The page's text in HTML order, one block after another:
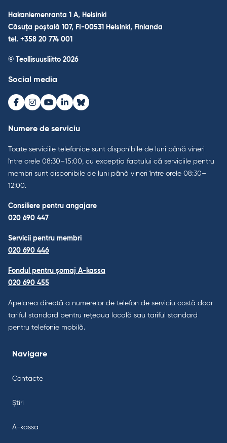
Hakaniemenranta 1 A, Helsinki
Căsuța poștală 107, FI-00531 Helsinki, Finlanda
tel. +358 20 774 001
© Teollisuusliitto 2026
Social media
Facebook
Instagram
Youtube
LinkedInBluesky
Numere de serviciu
Toate serviciile telefonice sunt disponibile de luni până vineri
între orele 08:30–15:00, cu excepția faptului că serviciile pentru
membri sunt disponibile de luni până vineri între orele 08:30–
12:00.
Consiliere pentru angajare
020 690 447
Servicii pentru membri
020 690 446
Fondul pentru șomaj A-kassa
020 690 455
Apelarea directă a numerelor de telefon de serviciu costă doar
tariful standard pentru rețeaua locală sau tariful standard
pentru telefonie mobilă.
Navigare
Contacte
Știri
A-kassa